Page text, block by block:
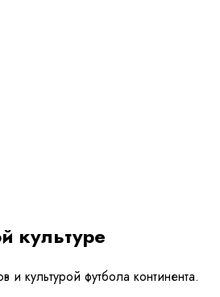
культуре
культурой футбола континента.